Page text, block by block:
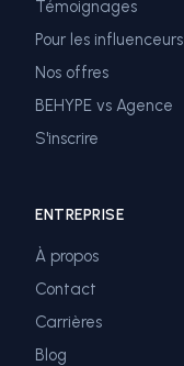
Témoignages
Pour les influenceurs
Nos offres
BEHYPE vs Agence
S'inscrire
ENTREPRISE
À propos
Contact
Carrières
Blog